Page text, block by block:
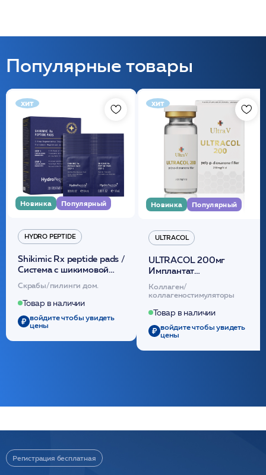
Популярные товары
хит
Новинка Популярный
HYDRO PEPTIDE
Shikimic Rx peptide pads /
Cистема с шикимовой
кислотой обновляющая
(30шт) /HP
Скрабы/пилинги дом.
Товар в наличии
войдите чтобы увидеть
цены
хит
Новинка Популярный
ULTRACOL
ULTRACOL 200мг
Имплантат
внутридермальный,
стерильный на основе
полидиоксанона
/ULTRACOL
Коллаген/
коллагеностимуляторы
Товар в наличии
войдите чтобы увидеть
цены
Регистрация бесплатная